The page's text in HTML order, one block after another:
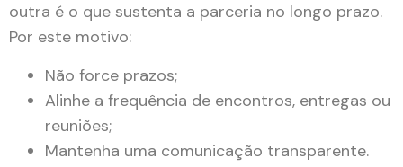
outra é o que sustenta a parceria no longo prazo.
Por este motivo:
Não force prazos;
Alinhe a frequência de encontros, entregas ou
reuniões;
Mantenha uma comunicação transparente.